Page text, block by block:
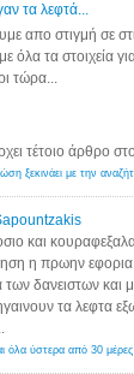
τα λεφτά...
απο στιγμή σε
όλα τα στοιχεία
τώρα...
τέτοιο άρθρο
και κουραφεξαλα
η πρωην
δανειστων και
τα λεφτα